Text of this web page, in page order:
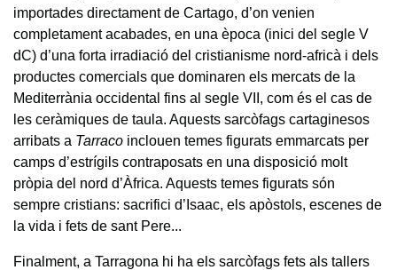
importades directament de Cartago, d’on venien
completament acabades, en una època (inici del segle V
dC) d’una forta irradiació del cristianisme nord-africà i dels
productes comercials que dominaren els mercats de la
Mediterrània occidental fins al segle VII, com és el cas de
les ceràmiques de taula. Aquests sarcòfags cartaginesos
arribats a Tarraco inclouen temes figurats emmarcats per
camps d’estrígils contraposats en una disposició molt
pròpia del nord d’Àfrica. Aquests temes figurats són
sempre cristians: sacrifici d’Isaac, els apòstols, escenes de
la vida i fets de sant Pere...
Finalment, a Tarragona hi ha els sarcòfags fets als tallers